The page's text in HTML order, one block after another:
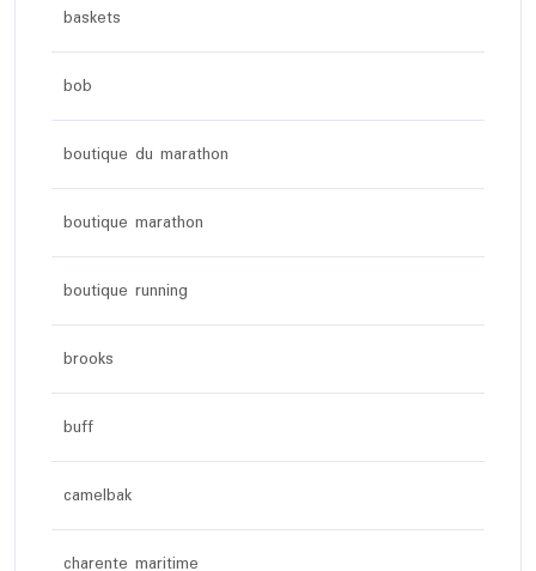
baskets
bob
boutique du marathon
boutique marathon
boutique running
brooks
buff
camelbak
charente maritime